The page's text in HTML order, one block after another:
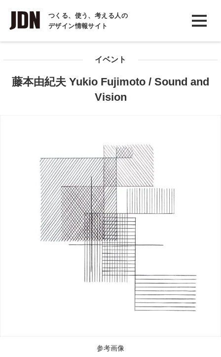
つくる、使う、考える人の
デザイン情報サイト
INTERVIEW
インタビュー
イベント
藤本由紀夫 Yukio Fujimoto / Sound and
Vision
参考画像